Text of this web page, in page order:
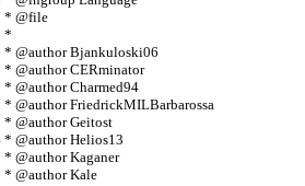
* @file
*
* @author Bjankuloski06
* @author CERminator
* @author Charmed94
* @author FriedrickMILBarbarossa
* @author Geitost
* @author Helios13
* @author Kaganer
* @author Kale